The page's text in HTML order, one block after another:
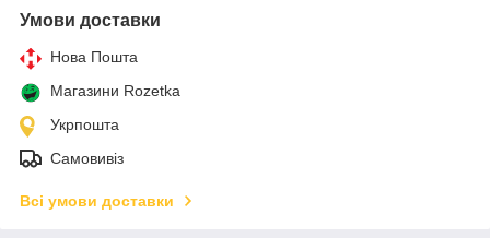
Умови доставки
Нова Пошта
Магазини Rozetka
Укрпошта
Самовивіз
Всі умови доставки